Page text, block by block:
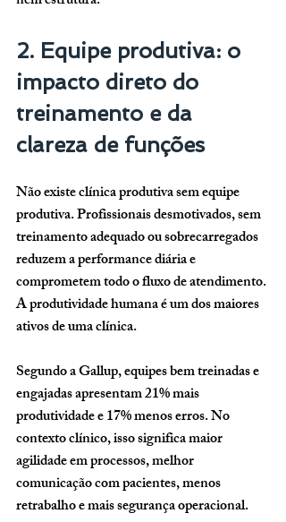
2. Equipe produtiva: o
impacto direto do
treinamento e da
clareza de funções
Não existe clínica produtiva sem equipe
produtiva. Profissionais desmotivados, sem
treinamento adequado ou sobrecarregados
reduzem a performance diária e
comprometem todo o fluxo de atendimento.
A produtividade humana é um dos maiores
ativos de uma clínica.
Segundo a Gallup, equipes bem treinadas e
engajadas apresentam 21% mais
produtividade e 17% menos erros. No
contexto clínico, isso significa maior
agilidade em processos, melhor
comunicação com pacientes, menos
retrabalho e mais segurança operacional.